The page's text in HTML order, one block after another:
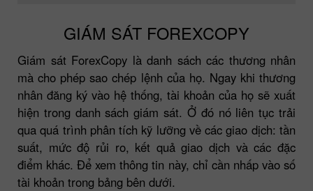
GIÁM SÁT FOREXCOPY
Giám sát ForexCopy là danh sách các thương nhân
mà cho phép sao chép lệnh của họ. Ngay khi thương
nhân đăng ký vào hệ thống, tài khoản của họ sẽ xuất
hiện trong danh sách giám sát. Ở đó nó liên tục trải
qua quá trình phân tích kỹ lưỡng về các giao dịch: tần
suất, mức độ rủi ro, kết quả giao dịch và các đặc
điểm khác. Để xem thông tin này, chỉ cần nhấp vào số
tài khoản trong bảng bên dưới.